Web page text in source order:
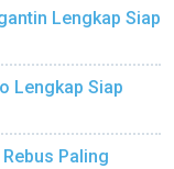
Lengkap Siap
Lengkap Siap
Paling